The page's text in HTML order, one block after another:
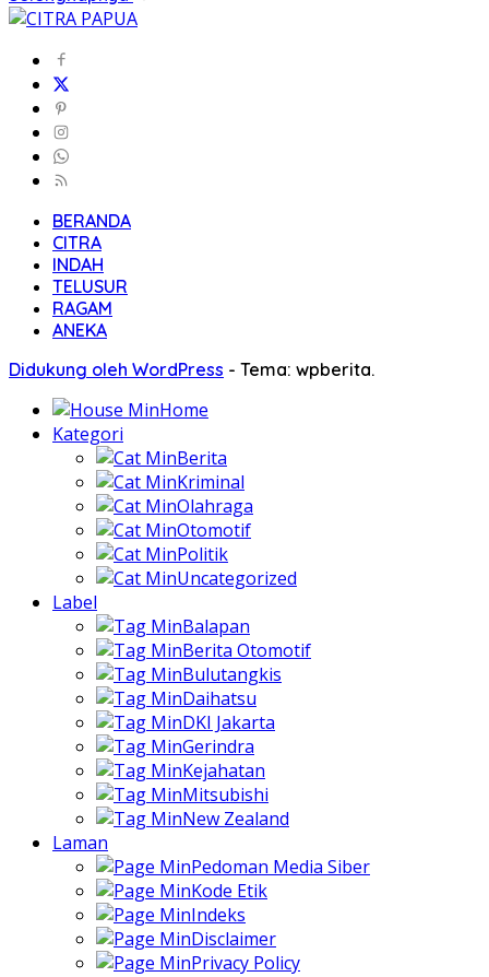
BERANDA
CITRA
INDAH
TELUSUR
RAGAM
ANEKA
Didukung oleh WordPress - Tema: wpberita.
Home
Kategori
Berita
Kriminal
Olahraga
Otomotif
Politik
Uncategorized
Label
Balapan
Berita Otomotif
Bulutangkis
Daihatsu
DKI Jakarta
Gerindra
Kejahatan
Mitsubishi
New Zealand
Laman
Pedoman Media Siber
Kode Etik
Indeks
Disclaimer
Privacy Policy